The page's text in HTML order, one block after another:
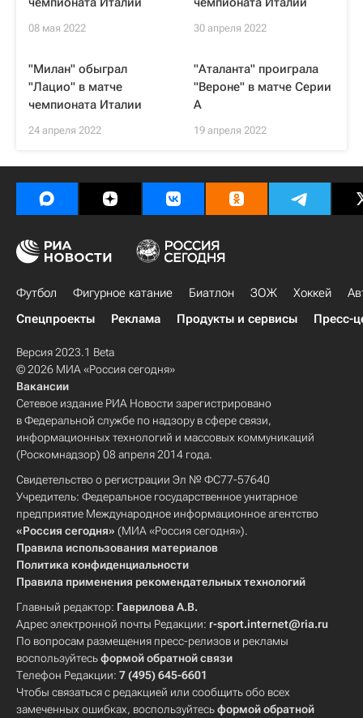
08 мая 2022 30 апреля 2022
"Милан" обыграл
"Лацио" в матче
чемпионата Италии
24 апреля 2022
"Аталанта" проиграла
"Вероне" в матче Серии
А
19 апреля 2022
Футбол Фигурное катание Биатлон ЗОЖ Хоккей
Спецпроекты
Реклама Продукты и сервисы Пресс-
Версия 2023.1 Beta
© 2026 МИА «Россия сегодня»
Вакансии
Сетевое издание РИА Новости зарегистрировано
в Федеральной службе по надзору в сфере связи,
информационных технологий и массовых коммуникаций
(Роскомнадзор) 08 апреля 2014 года.
Свидетельство о регистрации Эл № ФС77-57640
Учредитель: Федеральное государственное унитарное
предприятие Международное информационное агентство
«Россия сегодня» (МИА «Россия сегодня»).
Правила использования материалов
Политика конфиденциальности
Правила применения рекомендательных технологий
Главный редактор: Гаврилова А.В.
Адрес электронной почты Редакции: r-sport.internet@ria.ru
По вопросам размещения пресс-релизов и рекламы
воспользуйтесьформой обратной связи
Телефон Редакции: 7 (495) 645-6601
Чтобы связаться с редакцией или сообщить обо всех
замеченных ошибках, воспользуйтесьформой обратной